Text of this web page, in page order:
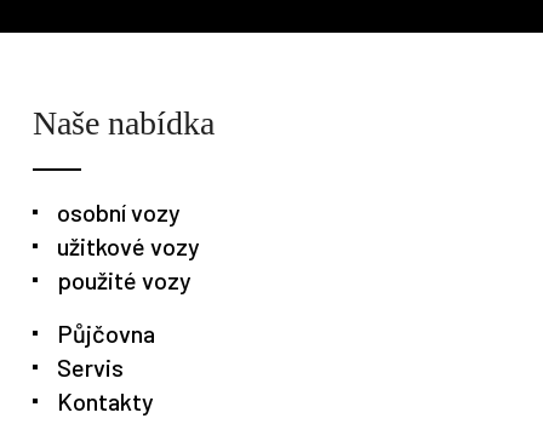
Naše nabídka
osobní vozy
užitkové vozy
použité vozy
Půjčovna
Servis
Kontakty